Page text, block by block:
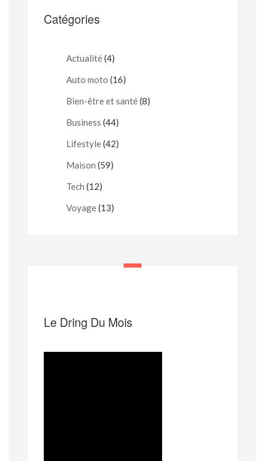
Catégories
Actualité(4)
Auto moto (16)
Bien-être et santé(8)
Business (44)
Lifestyle(42)
Maison (59)
Tech (12)
Voyage(13)
Le Dring Du Mois